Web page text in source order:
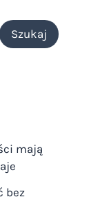
Szukaj
mają
bez